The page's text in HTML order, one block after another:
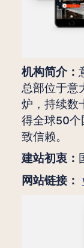
机构简介：
总部位于意
炉，持续数
得全球50
致信赖。
建站初衷：
网站链接：